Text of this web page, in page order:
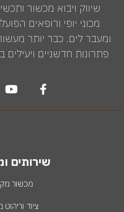
שיווק ויבוא מכשור
מכוני יופי ורופאים
ומעבר לים. כבר יותר
פתרונות חדשניים
שירותים
מכשור
ציוד